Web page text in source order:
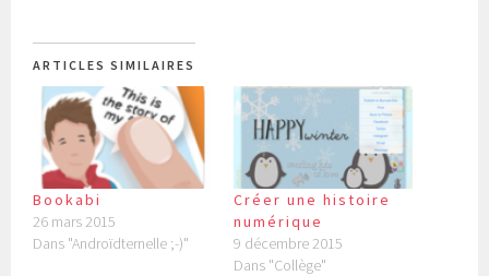
ARTICLES SIMILAIRES
Bookabi
26 mars 2015
Dans "Androïdternelle ;-)"
Créer une histoire
numérique
9 décembre 2015
Dans "Collège"